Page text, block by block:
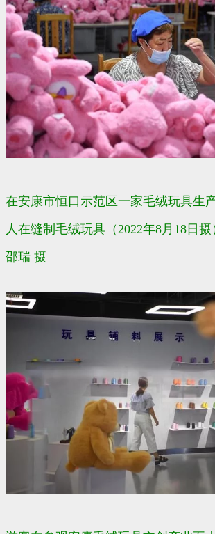
在安康市恒口示范区一家毛绒玩具生
人在缝制毛绒玩具（2022年8月18日
邵瑞 摄